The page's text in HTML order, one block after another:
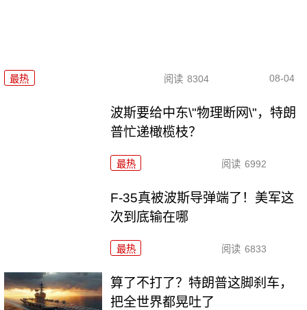
最热 阅读 8304 08-04
波斯要给中东\"物理断网\"，特朗
普忙递橄榄枝？
最热 阅读 6992
F-35真被波斯导弹端了！美军这
次到底输在哪
最热 阅读 6833
算了不打了？特朗普这脚刹车，
把全世界都晃吐了